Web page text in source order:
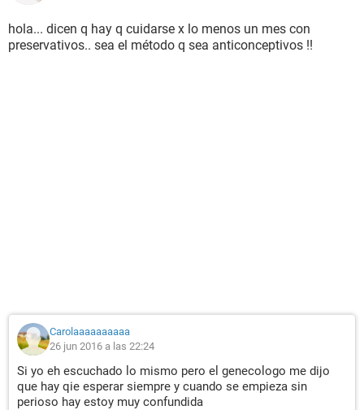
hola... dicen q hay q cuidarse x lo menos un mes con
preservativos.. sea el método q sea anticonceptivos !!
Carolaaaaaaaaaa
26 jun 2016 a las 22:24
Si yo eh escuchado lo mismo pero el genecologo me dijo
que hay qie esperar siempre y cuando se empieza sin
perioso hay estoy muy confundida